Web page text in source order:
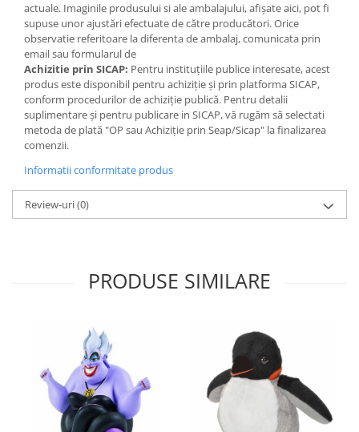
Jocuri interactive
Jocuri de podea
Carti pe alese
Carti pentru copii 1 an
Carti pentru copii 2 ani
Carti pentru copii 3 ani
Carti pentru copii 4 ani
Carti pentru copii 5 ani
Carti pentru copii 6 ani
Carticele interactive
Cutii muzicale
Idei cadou fetite
Cadouri bebelusi
Cadouri ieftine pentru copii
actuale. Imaginile produsului si ale ambalajului, afișate aici, pot fi
supuse unor ajustări efectuate de către producători. Orice
observatie referitoare la diferenta de ambalaj, comunicata prin
email sau formularul de
Achizitie prin SICAP: Pentru instituțiile publice interesate, acest
produs este disponibil pentru achiziție și prin platforma SICAP,
conform procedurilor de achiziție publică. Pentru detalii
suplimentare și pentru publicare in SICAP, vă rugăm să selectati
metoda de plată "OP sau Achiziție prin Seap/Sicap" la finalizarea
comenzii.
Informatii conformitate produs
Review-uri(0)
PRODUSE SIMILARE